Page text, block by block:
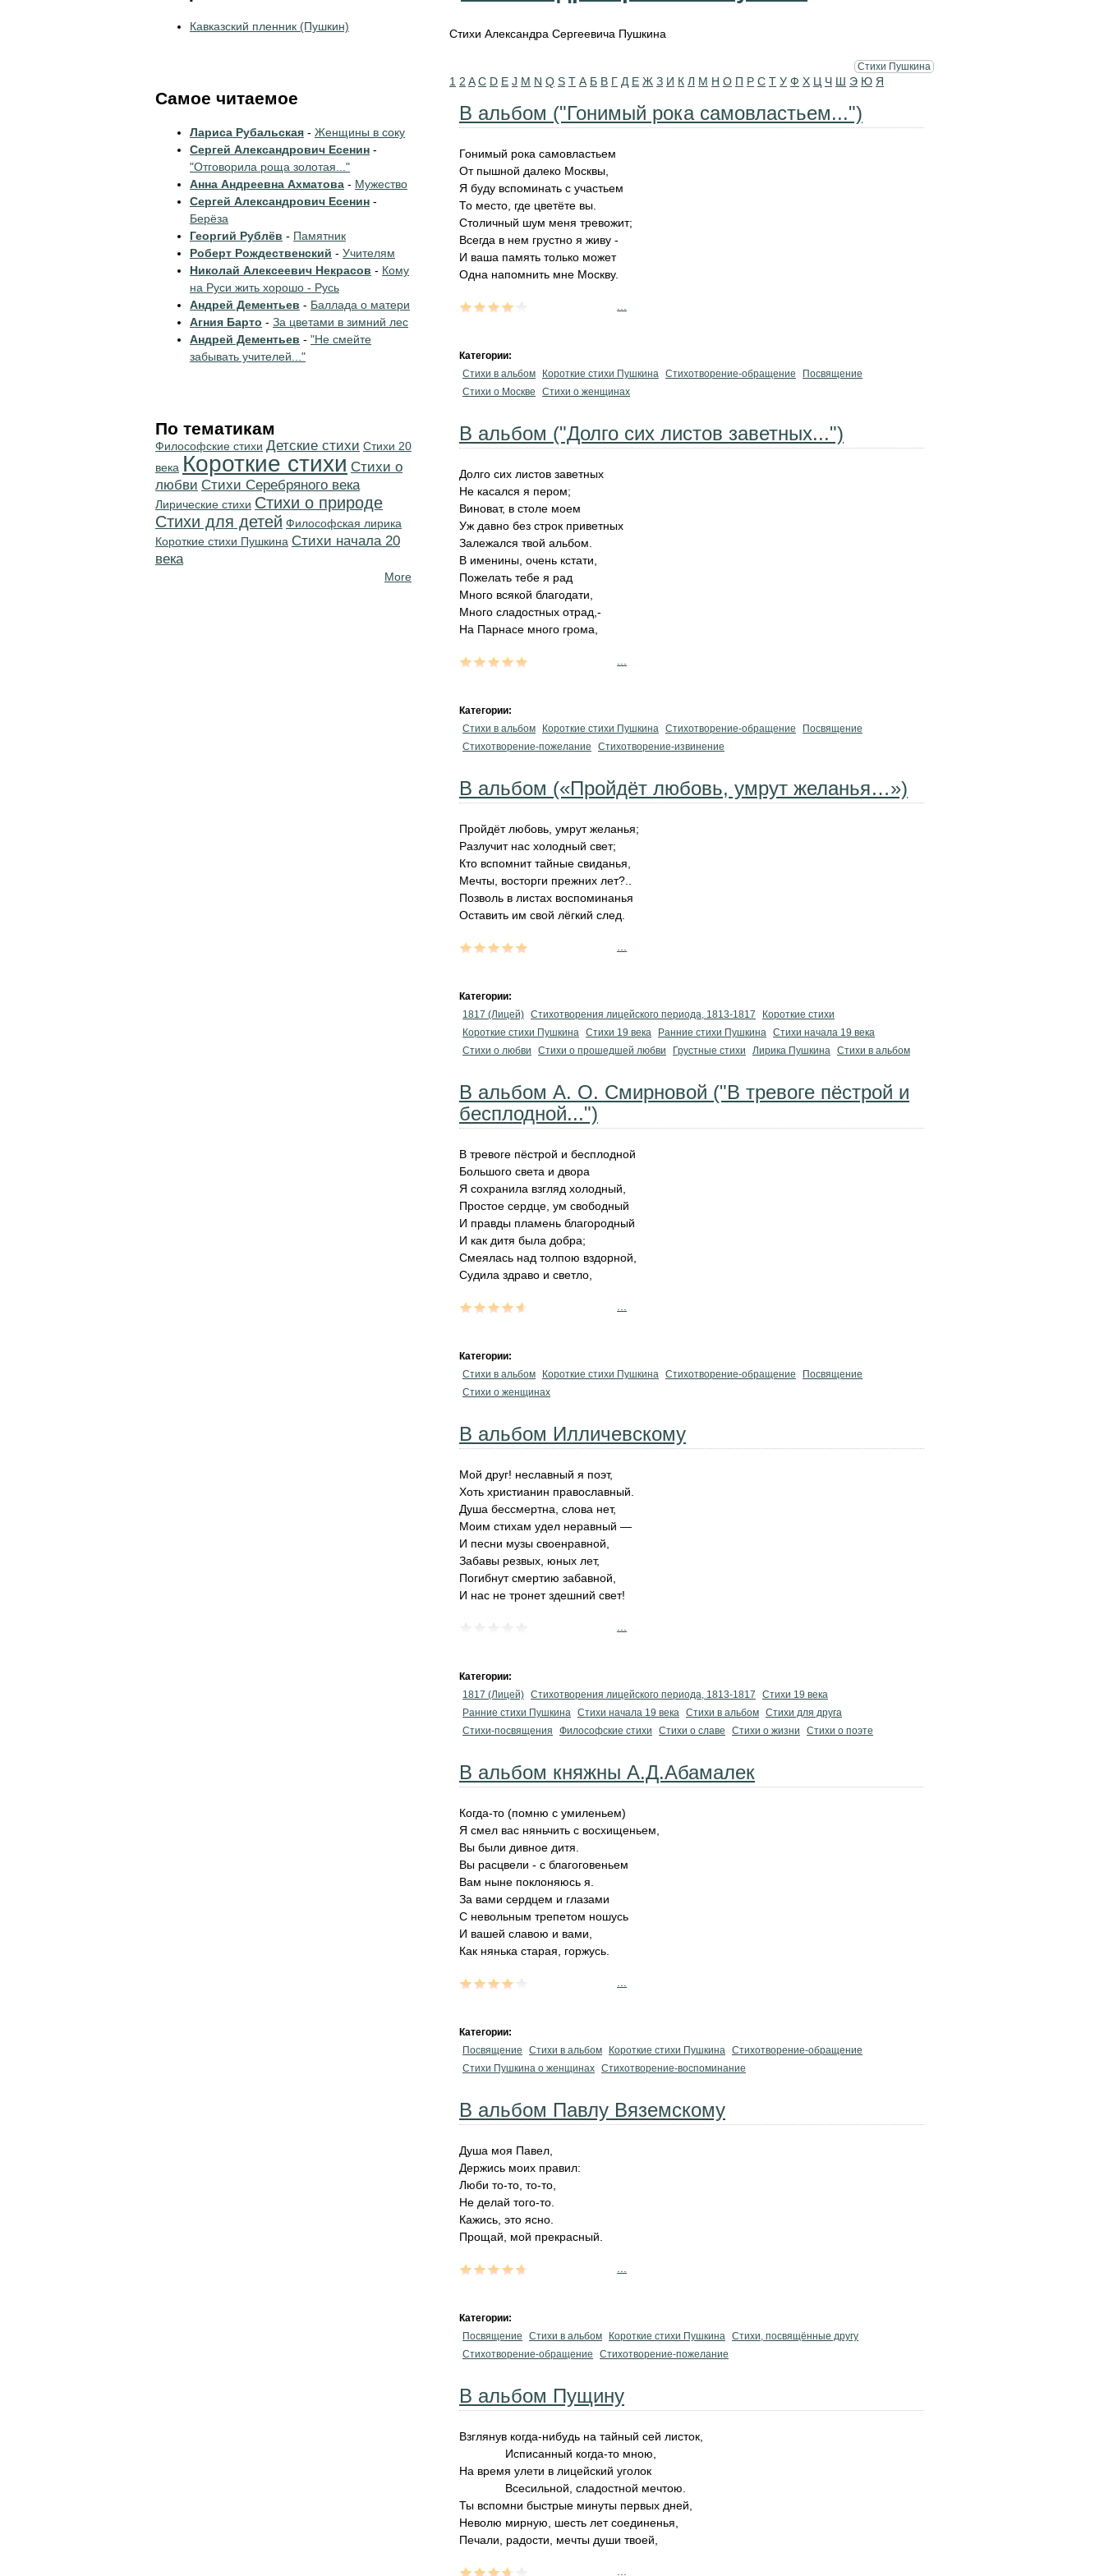
Стихи Александра Сергеевича Пушкина
Стихи Пушкина
1 2 A C D E J M N Q S T А Б В Г Д Е Ж З И К Л М Н О П Р С Т У Ф Х Ц Ч Ш Э Ю Я
В альбом ("Гонимый рока самовластьем...")
Гонимый рока самовластьем
От пышной далеко Москвы,
Я буду вспоминать с участьем
То место, где цветёте вы.
Столичный шум меня тревожит;
Всегда в нем грустно я живу -
И ваша память только может
Одна напомнить мне Москву.
Категории:
Стихи в альбом
Короткие стихи Пушкина Стихотворение-обращение
Посвящение
Стихи о Москве
Стихи о женщинах
В альбом ("Долго сих листов заветных...")
Долго сих листов заветных
Не касался я пером;
Виноват, в столе моем
Уж давно без строк приветных
Залежался твой альбом.
В именины, очень кстати,
Пожелать тебе я рад
Много всякой благодати,
Много сладостных отрад,-
На Парнасе много грома,
Категории:
Стихи в альбом
Короткие стихи Пушкина Стихотворение-обращение
Посвящение
Стихотворение-пожелание
Стихотворение-извинение
В альбом («Пройдёт любовь, умрут желанья…»)
Пройдёт любовь, умрут желанья;
Разлучит нас холодный свет;
Кто вспомнит тайные свиданья,
Мечты, восторги прежних лет?..
Позволь в листах воспоминанья
Оставить им свой лёгкий след.
Категории:
1817 (Лицей) Стихотворения лицейского периода, 1813-1817
Короткие стихи
Короткие стихи Пушкина Стихи 19 века Ранние стихи Пушкина Cтихи начала 19 века
Стихи о любви
Стихи о прошедшей любви Грустные стихи Лирика Пушкина Стихи в альбом
В альбом А. О. Смирновой ("В тревоге пёстрой и
бесплодной...")
В тревоге пёстрой и бесплодной
Большого света и двора
Я сохранила взгляд холодный,
Простое сердце, ум свободный
И правды пламень благородный
И как дитя была добра;
Смеялась над толпою вздорной,
Судила здраво и светло,
Категории:
Стихи в альбом
Короткие стихи Пушкина Стихотворение-обращение
Посвящение
Стихи о женщинах
В альбом Илличевскому
Мой друг! неславный я поэт,
Хоть христианин православный.
Душа бессмертна, слова нет,
Моим стихам удел неравный —
И песни музы своенравной,
Забавы резвых, юных лет,
Погибнут смертию забавной,
И нас не тронет здешний свет!
Категории:
1817 (Лицей) Стихотворения лицейского периода, 1813-1817
Стихи 19 века
Ранние стихи Пушкина Cтихи начала 19 века Стихи в альбом Стихи для друга
Стихи-посвящения
Философские стихи Стихи о славе Стихи о жизни Стихи о поэте
В альбом княжны А.Д.Абамалек
Когда-то (помню с умиленьем)
Я смел вас няньчить с восхищеньем,
Вы были дивное дитя.
Вы расцвели - с благоговеньем
Вам ныне поклоняюсь я.
За вами сердцем и глазами
С невольным трепетом ношусь
И вашей славою и вами,
Как нянька старая, горжусь.
Категории:
Посвящение
Стихи в альбом Короткие стихи Пушкина Стихотворение-обращение
Стихи Пушкина о женщинах Стихотворение-воспоминание
В альбом Павлу Вяземскому
Душа моя Павел,
Держись моих правил:
Люби то-то, то-то,
Не делай того-то.
Кажись, это ясно.
Прощай, мой прекрасный.
Категории:
Посвящение
Стихи в альбом Короткие стихи Пушкина Стихи, посвящённые другу
Стихотворение-обращение
Стихотворение-пожелание
В альбом Пущину
Взглянув когда-нибудь на тайный сей листок,
Исписанный когда-то мною,
На время улети в лицейский уголок
Всесильной, сладостной мечтою.
Ты вспомни быстрые минуты первых дней,
Неволю мирную, шесть лет соединенья,
Печали, радости, мечты души твоей,
Кавказский пленник (Пушкин)
Самое читаемое
Лариса Рубальская - Женщины в соку
Сергей Александрович Есенин -
"Отговорила роща золотая..."
Анна Андреевна Ахматова - Мужество
Сергей Александрович Есенин -
Берёза
Георгий Рублёв - Памятник
Роберт Рождественский - Учителям
Николай Алексеевич Некрасов - Кому
на Руси жить хорошо - Русь
Андрей Дементьев - Баллада о матери
Агния Барто - За цветами в зимний лес
Андрей Дементьев - "Не смейте
забывать учителей..."
По тематикам
Философские стихи Детские стихи Стихи 20
века Короткие стихи Стихи о
любви Cтихи Серебряного века
Лирические стихи Стихи о природе
Стихи для детей Философская лирика
Короткие стихи Пушкина Cтихи начала 20
века
More